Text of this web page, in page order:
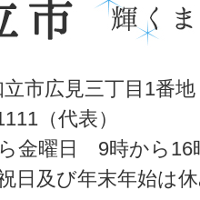
市広見三丁目1番地
（代表）
金曜日 9時から16
日及び年末年始は